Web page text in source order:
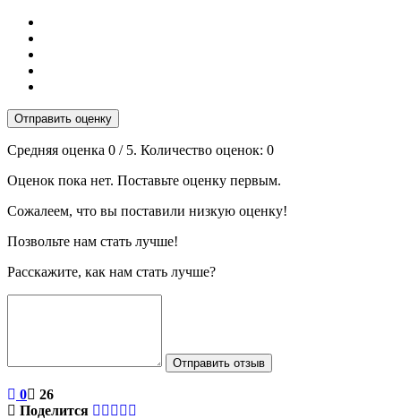
Отправить оценку
Средняя оценка 0 / 5. Количество оценок: 0
Оценок пока нет. Поставьте оценку первым.
Сожалеем, что вы поставили низкую оценку!
Позвольте нам стать лучше!
Расскажите, как нам стать лучше?
Отправить отзыв
0
26
Поделится